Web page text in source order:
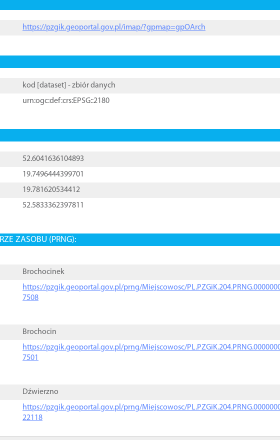
https://pzgik.geoportal.gov.pl/imap/?gpmap=gpOArch
kod [ dataset ] - zbiór danych
urn:ogc:def:crs:EPSG::2180
52.6041636104893
19.7496444399701
19.781620534412
52.5833362397811
ZASOBU (PRNG):
Brochocinek
https://pzgik.geoportal.gov.pl/prng/Miejscowosc/
7508
Brochocin
https://pzgik.geoportal.gov.pl/prng/Miejscowosc/
7501
Dźwierzno
https://pzgik.geoportal.gov.pl/prng/Miejscowosc/
22118